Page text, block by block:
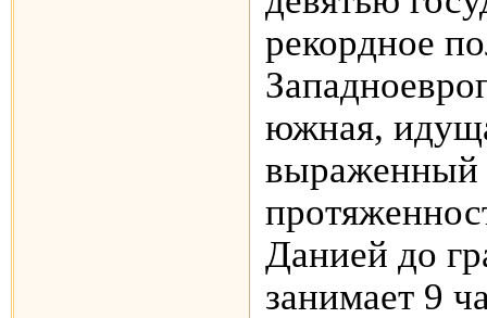
рекордное
южная,
выраженный
Данией до
занимает 9